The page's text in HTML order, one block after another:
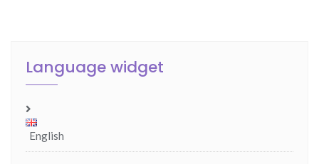
Language widget
English